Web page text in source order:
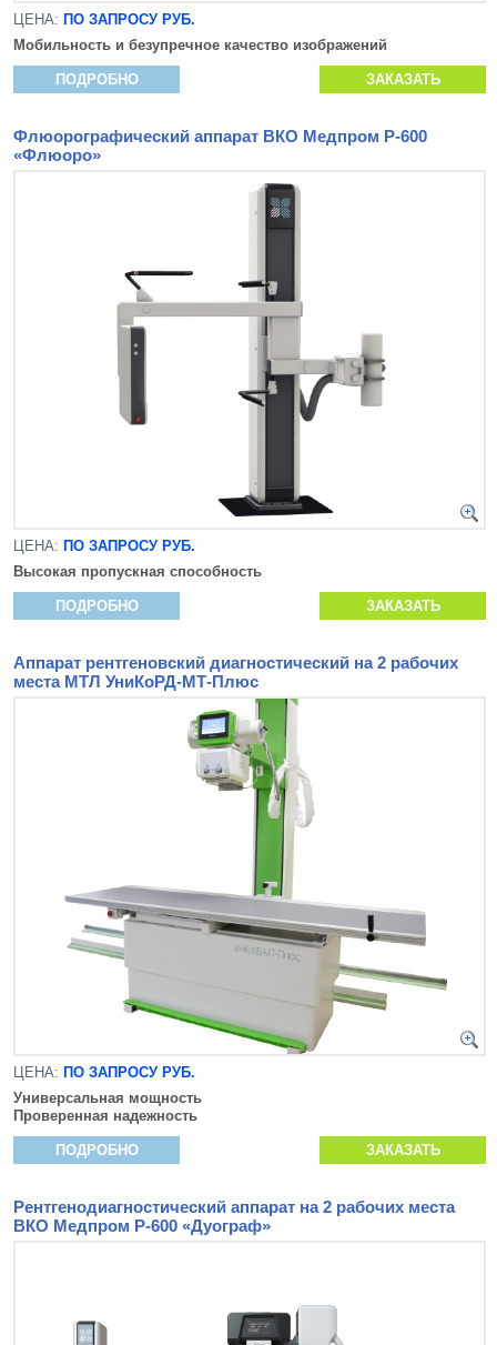
ЦЕНА: ПО ЗАПРОСУ РУБ.
Мобильность и безупречное качество изображений
ПОДРОБНО ЗАКАЗАТЬ
Флюорографический аппарат ВКО Медпром Р-600
«Флюоро»
ЦЕНА: ПО ЗАПРОСУ РУБ.
Высокая пропускная способность
ПОДРОБНО ЗАКАЗАТЬ
Аппарат рентгеновский диагностический на 2 рабочих
места МТЛ УниКоРД-МТ-Плюс
ЦЕНА: ПО ЗАПРОСУ РУБ.
Универсальная мощность
Проверенная надежность
ПОДРОБНО ЗАКАЗАТЬ
Рентгенодиагностический аппарат на 2 рабочих места
ВКО Медпром Р-600 «Дуограф»